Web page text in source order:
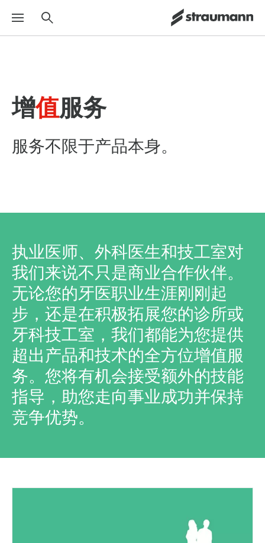
增值服务
服务不限于产品本身。
执业医师、外科医生和技工室对
我们来说不只是商业合作伙伴。
无论您的牙医职业生涯刚刚起
步，还是在积极拓展您的诊所或
牙科技工室，我们都能为您提供
超出产品和技术的全方位增值服
务。您将有机会接受额外的技能
指导，助您走向事业成功并保持
竞争优势。